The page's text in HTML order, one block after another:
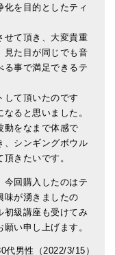
化を目的としたティ
せて頂き、大変貴重
見た目が同じでも音
る事で満足できるテ
して頂いたのです
なると思いました。
動をなまで体感で
、シンギングボウル
きたいです。
今回購入したのはテ
味が湧きましたの
初級講座も受けてみ
い申し上げます。
男性（2022/3/15）